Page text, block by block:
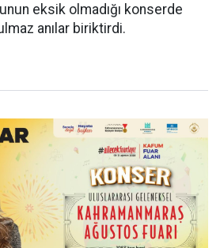
eksik olmadığı konserde
anılar biriktirdi.